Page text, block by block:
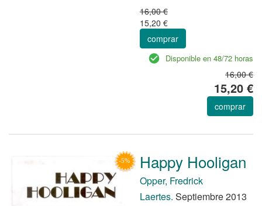
16,00 €
15,20 €
comprar
Disponible en 48/72 horas
16,00 €
15,20 €
comprar
Happy Hooligan
Opper, Fredrick
Laertes. Septiembre 2013